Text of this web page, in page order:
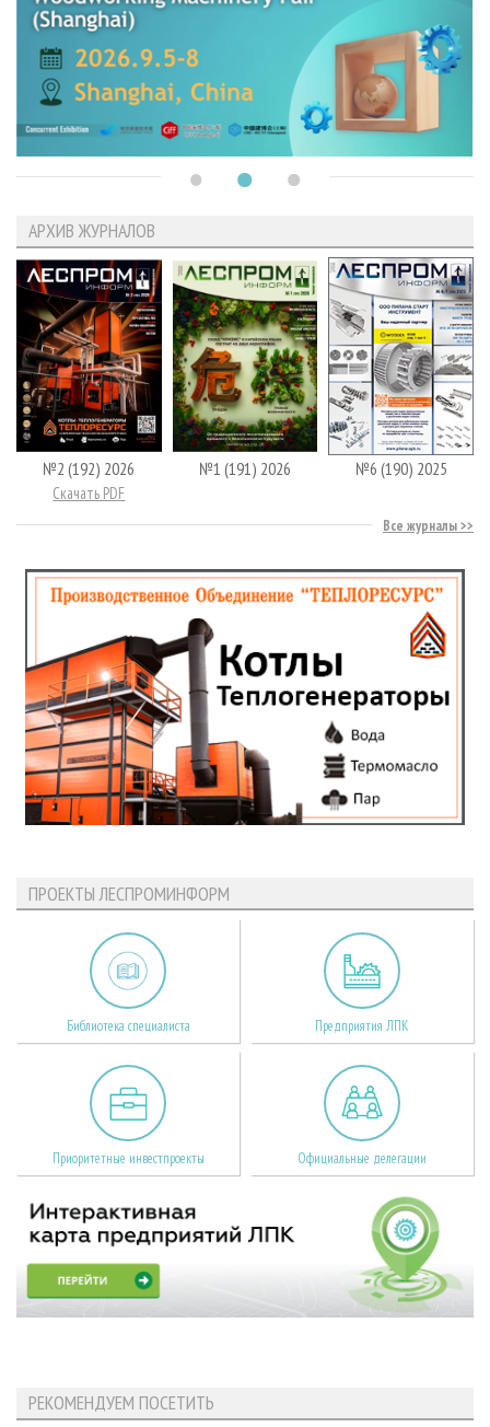
АРХИВ ЖУРНАЛОВ
№2 (192) 2026
Скачать PDF
№1 (191) 2026 №6 (190) 2025
Все журналы
ПРОЕКТЫ ЛЕСПРОМИНФОРМ
Библиотека специалиста Предприятия ЛПК
Приоритетные инвестпроекты Официальные делегации
РЕКОМЕНДУЕМ ПОСЕТИТЬ